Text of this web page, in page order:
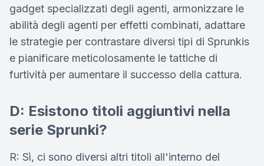
gadget specializzati degli agenti, armonizzare le
abilità degli agenti per effetti combinati, adattare
le strategie per contrastare diversi tipi di Sprunkis
e pianificare meticolosamente le tattiche di
furtività per aumentare il successo della cattura.
D: Esistono titoli aggiuntivi nella
serie Sprunki?
R: Sì, ci sono diversi altri titoli all'interno del